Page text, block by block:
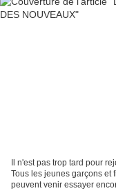
Il n'est pas trop tard pour
Tous les jeunes garçons et
peuvent venir essayer